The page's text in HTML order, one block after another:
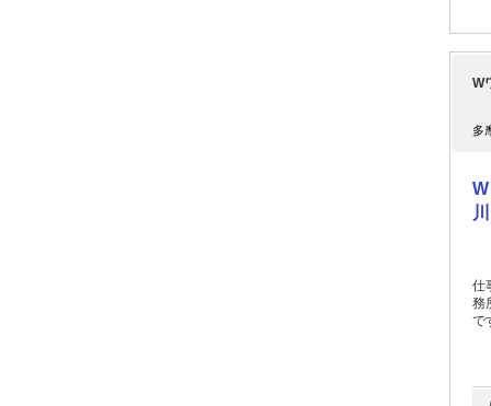
W
多
仕事内容: 登録説明会
務所
ですが、 体育会系の方でな
東